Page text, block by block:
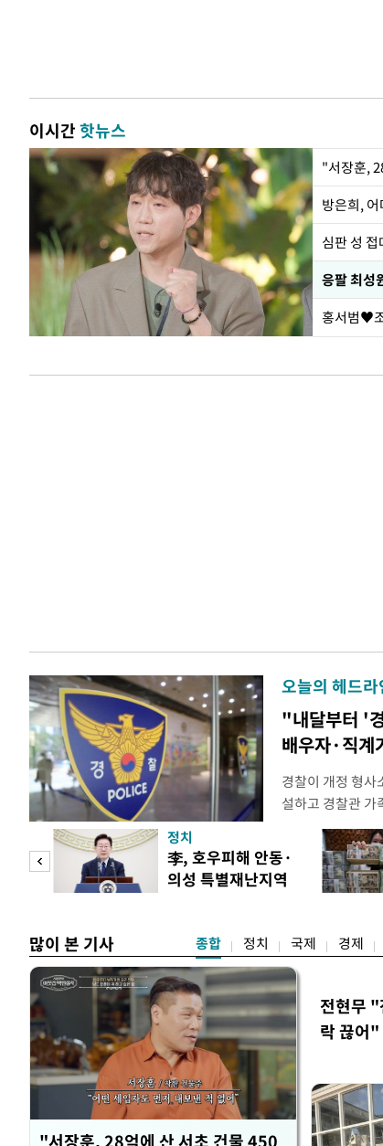
이시간핫뉴스
"서장훈,
방은희,
심판 성
응팔 최
홍서범♥
오늘의 헤드라
"내달부터 '
배우자·직계
경찰이 개정 형사
설하고 경찰관
피제'를 도입한
후속 조치 태스
우선 올해 하반
하던 수사감찰 기
정치
李, 호우피해 안동·
의성 특별재난지역
많이 본 기사 종합 정치 국제 경제
"서장훈, 28억에 산 서초 건물 450
전현무 "
락 끊어"